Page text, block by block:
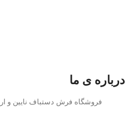
درباره ی ما
فروشگاه فرش دستباف نایین و